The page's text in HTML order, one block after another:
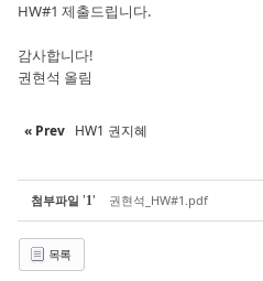
HW#1 제출드립니다.
감사합니다!
권현석 올림
« Prev HW1 권지혜
첨부파일 '1' 권현석_HW#1.pdf
목록
Sketchbook5, 스
Sketchbook5, 스